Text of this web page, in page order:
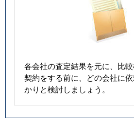
各会社の査定結果を元に、比較
契約をする前に、どの会社に
かりと検討しましょう。